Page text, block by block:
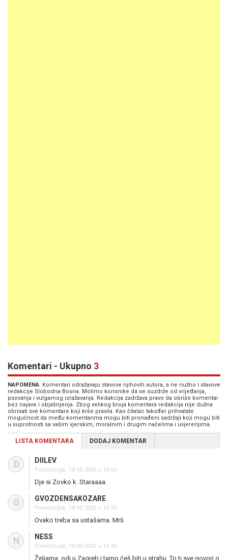
Komentari - Ukupno 3
NAPOMENA: Komentari odražavaju stavove njihovih autora, a ne nužno i stavove
redakcije Slobodna Bosna. Molimo korisnike da se suzdrže od vrijeđanja,
psovanja i vulgarnog izražavanja. Redakcija zadržava pravo da obriše komentar
bez najave i objašnjenja. Zbog velikog broja komentara redakcija nije dužna
obrisati sve komentare koji krše pravila. Kao čitalac također prihvatate
mogućnost da među komentarima mogu biti pronađeni sadržaji koji mogu biti
u suprotnosti sa vašim vjerskim, moralnim i drugim načelima i uvjerenjima.
LISTA KOMENTARA DODAJ KOMENTAR
D DIILEV
Ponedeljak, 18.05.2026 u 16:56
Dje si Zovko k. Staraaaa.
G GVOZDENSAKOZARE
Ponedeljak, 18.05.2026 u 15:35
Ovako treba sa ustašama. Mrš.
N NESS
Ponedeljak, 18.05.2026 u 14:30
Željama, odi u Zagreb i tamo ćeš biti u strahu. To ti sve govori o